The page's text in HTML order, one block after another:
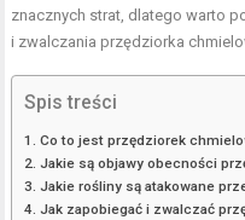
znacznych strat, dlatego warto
i zwalczania przędziorka
Spis treści
Co to jest przędziorek
Jakie są objawy obecności
Jakie rośliny są atakowane
Jak zapobiegać i zwalczać